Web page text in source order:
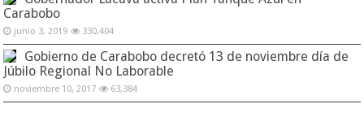
Carabobo
junio 3, 2019 330,404
Gobierno de Carabobo decretó 13 de noviembre día de
Júbilo Regional No Laborable
noviembre 10, 2017 63,384